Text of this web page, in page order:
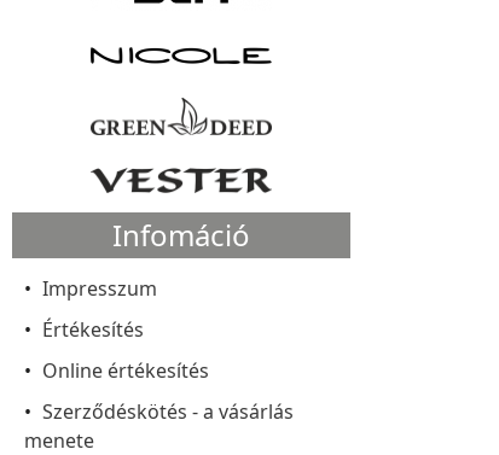
Infomáció
Impresszum
Értékesítés
Online értékesítés
Szerződéskötés - a vásárlás
menete